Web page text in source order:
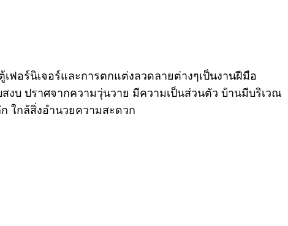
อร์นิเจอร์และการตกแต่งลวดลายต่างๆเป็นงานฝีมือ
งบ ปราศจากความวุ่นวาย มีความเป็นส่วนตัว บ้านมีบริเวณ
ใกล้สิ่งอำนวยความสะดวก